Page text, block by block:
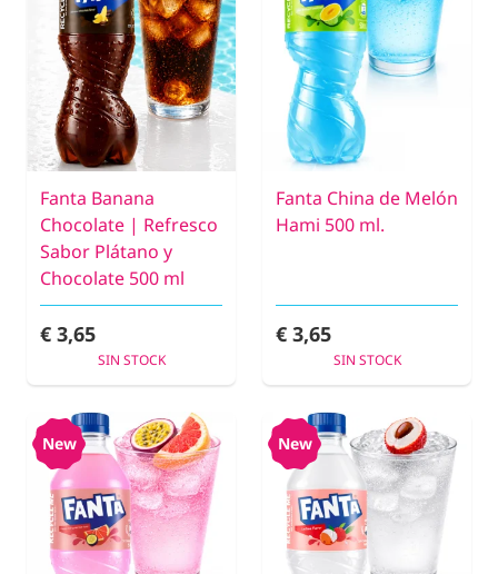
Fanta Banana
Chocolate | Refresco
Sabor Plátano y
Chocolate 500 ml
€ 3,65
SIN STOCK
Fanta China de Melón
Hami 500 ml.
€ 3,65
SIN STOCK
New New